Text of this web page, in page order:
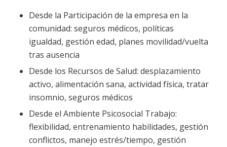
Desde la Participación de la empresa en la
comunidad: seguros médicos, políticas
igualdad, gestión edad, planes movilidad/vuelta
tras ausencia
Desde los Recursos de Salud: desplazamiento
activo, alimentación sana, actividad física, tratar
insomnio, seguros médicos
Desde el Ambiente Psicosocial Trabajo:
flexibilidad, entrenamiento habilidades, gestión
conflictos, manejo estrés/tiempo, gestión